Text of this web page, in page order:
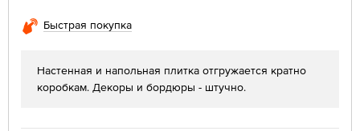
Быстрая покупка
Настенная и напольная плитка отгружается кратно
коробкам. Декоры и бордюры - штучно.